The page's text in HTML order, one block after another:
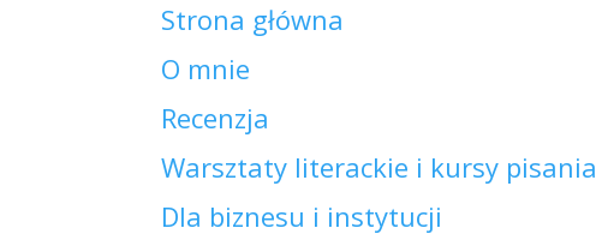
Strona główna
O mnie
Recenzja
Warsztaty literackie i kursy pisania
Dla biznesu i instytucji